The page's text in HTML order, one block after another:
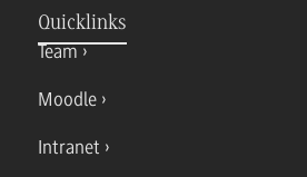
Quicklinks
Team
Moodle
Intranet